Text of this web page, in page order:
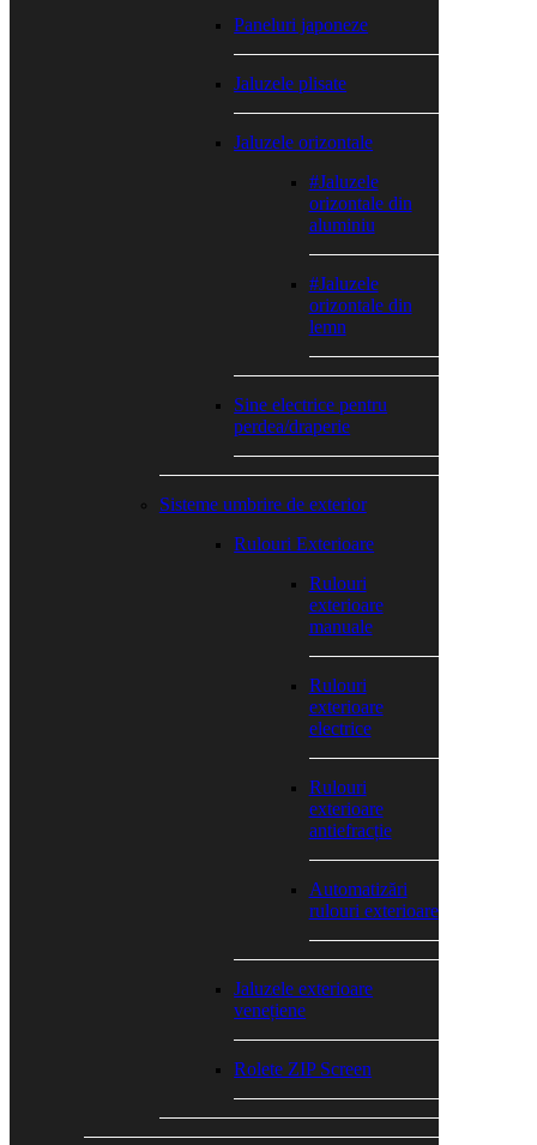
Paneluri japoneze
Jaluzele plisate
Jaluzele orizontale
#Jaluzele
orizontale din
aluminiu
#Jaluzele
orizontale din
lemn
Sine electrice pentru
perdea/draperie
Sisteme umbrire de exterior
Rulouri Exterioare
Rulouri
exterioare
manuale
Rulouri
exterioare
electrice
Rulouri
exterioare
antiefracție
Automatizări
rulouri exterioare
Jaluzele exterioare
venețiene
Rolete ZIP Screen